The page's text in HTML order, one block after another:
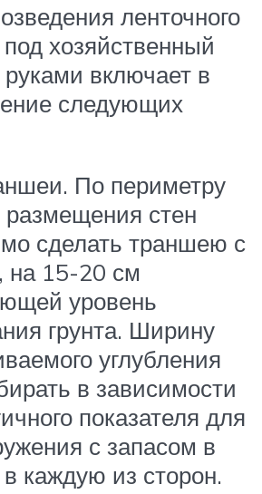
ленточного
хозяйственный
включает в
следующих
По периметру
размещения стен
сделать траншею с
на 15-20 см
уровень
грунта. Ширину
углубления
в зависимости
показателя для
с запасом в
каждую из сторон.